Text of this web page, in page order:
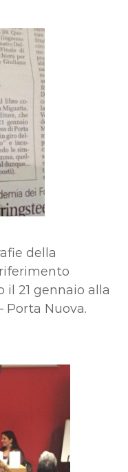
della
il 21 gennaio alla
Porta Nuova.